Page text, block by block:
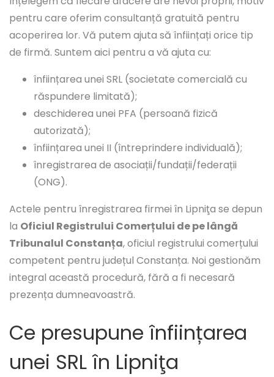
pentru care oferim consultanță gratuită pentru
acoperirea lor. Vă putem ajuta să înființați orice tip
de firmă. Suntem aici pentru a vă ajuta cu:
înființarea unei SRL (societate comercială cu
răspundere limitată);
deschiderea unei PFA (persoană fizică
autorizată);
înființarea unei II (întreprindere individuală);
înregistrarea de asociații/fundații/federații
(ONG).
Actele pentru înregistrarea firmei în Lipniţa se depun
la Oficiul Registrului Comerțului de pe lângă
Tribunalul Constanța, oficiul registrului comerțului
competent pentru județul Constanța. Noi gestionăm
integral această procedură, fără a fi necesară
prezența dumneavoastră.
Ce presupune înființarea
unei SRL în Lipniţa